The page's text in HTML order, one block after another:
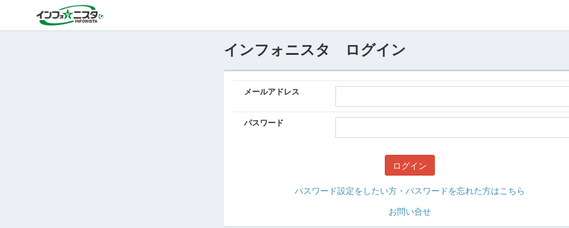
インフォニスタ ログイン
メールアドレス
パスワード
パスワード設定をしたい方・パスワードを忘れた方はこちら
お問い合せ